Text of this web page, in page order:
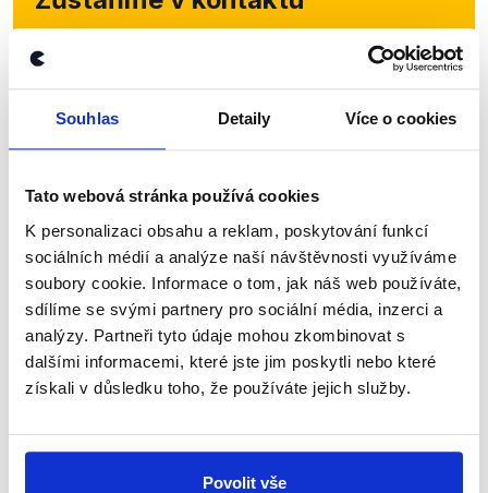
Souhlas Detaily Více o cookies
Tato webová stránka používá cookies
K personalizaci obsahu a reklam, poskytování funkcí
sociálních médií a analýze naší návštěvnosti využíváme
soubory cookie. Informace o tom, jak náš web používáte,
sdílíme se svými partnery pro sociální média, inzerci a
analýzy. Partneři tyto údaje mohou zkombinovat s
dalšími informacemi, které jste jim poskytli nebo které
získali v důsledku toho, že používáte jejich služby.
Povolit vše
Přihlaste se k odběru našeho
newsletteru nebowhatsappového
kanálu, kde pravidelně přinášíme
shrnutí nejzajímavějších článků a analýz.
Začněte nás odebírat, a mějte tak
nepravdy se zrovna v Česku šíří.
Newsletter WhatsApp
Nenechte si ujít nejnovější události